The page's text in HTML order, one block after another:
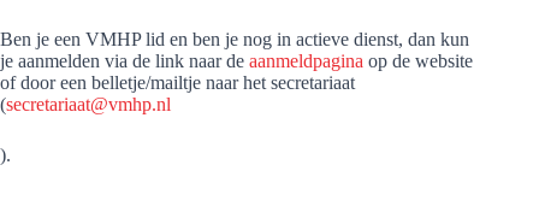
Ben je een VMHP lid en ben je nog in actieve dienst, dan kun
je aanmelden via de link naar de aanmeldpagina op de website
of door een belletje/mailtje naar het secretariaat
(secretariaat@vmhp.nl
).